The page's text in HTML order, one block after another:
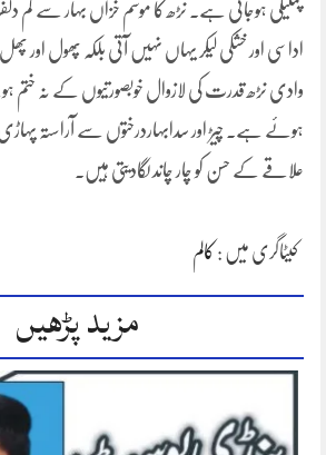
چمکیلی ہوجاتی ہے۔ نڑھ کا موسم خزاں بہار سے کم
اداسی اور خشکی لیکر یہاں نہیں آتی بلکہ پھول اور
وادی نڑھ قدرت کی لازوال خوبصورتیوں کے نہ ختم
ہوئے ہے۔ چیڑ اور سدابہاردرختوں سے آراستہ
علاقے کے حسن کو چار چاند لگادیتی ہیں۔
کیٹاگری میں : کالم
مزید پڑھیں